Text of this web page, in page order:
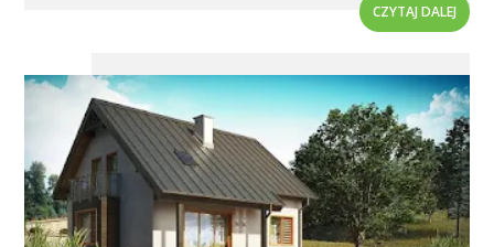
CZYTAJ DALEJ